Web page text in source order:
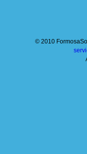
© 2010